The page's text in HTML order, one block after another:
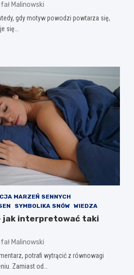
Malinowski
gdy motyw powodzi powtarza się,
się…
MARZEŃ SENNYCH
SYMBOLIKA SNÓW WIEDZA
jak interpretować taki
Malinowski
potrafi wytrącić z równowagi
Zamiast od…